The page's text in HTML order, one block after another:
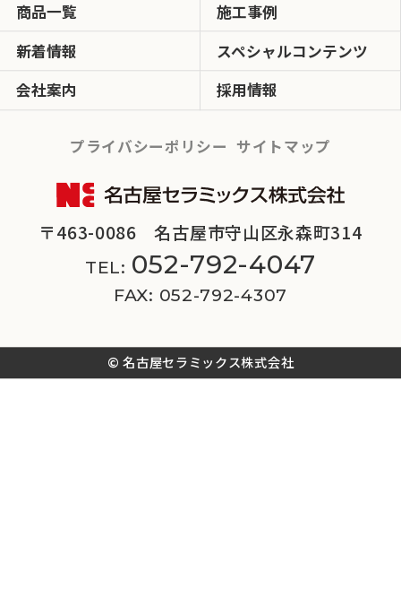
商品一覧
施工事例
新着情報
スペシャルコンテンツ
会社案内
採用情報
プライバシーポリシー サイトマップ
〒463-0086 名古屋市守山区永森町314
TEL: 052-792-4047
FAX: 052-792-4307
© 名古屋セラミックス株式会社